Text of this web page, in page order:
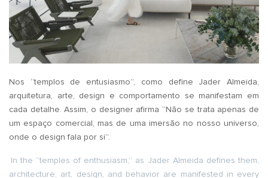
Nos “templos de entusiasmo”, como define Jader Almeida,
arquitetura, arte, design e comportamento se manifestam em
cada detalhe. Assim, o designer afirma “Não se trata apenas de
um espaço comercial, mas de uma imersão no nosso universo,
onde o design fala por si”.
In the “temples of enthusiasm,” as Jader Almeida defines them,
architecture, art, design, and behavior are manifested in every